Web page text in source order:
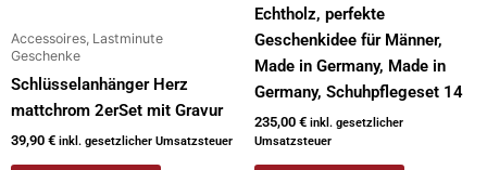
Accessoires, Lastminute
Geschenke
Schlüsselanhänger Herz
mattchrom 2erSet mit Gravur
39,90 € inkl. gesetzlicher Umsatzsteuer
Echtholz, perfekte
Geschenkidee für Männer,
Made in Germany, Made in
Germany, Schuhpflegeset 14
235,00 € inkl. gesetzlicher
Umsatzsteuer